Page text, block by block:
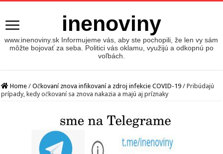
inenoviny
www.inenoviny.sk Informujeme vás, aby ste pochopili, že len vy sám
môžte bojovať za seba. Politici vás oklamu, využijú a odkopnú po
voľbách.
Home / Očkovaní znova infikovaní a zdroj infekcie COVID-19 / Pribúdajú
prípady, kedy očkovaní sa znova nakazia a majú aj príznaky